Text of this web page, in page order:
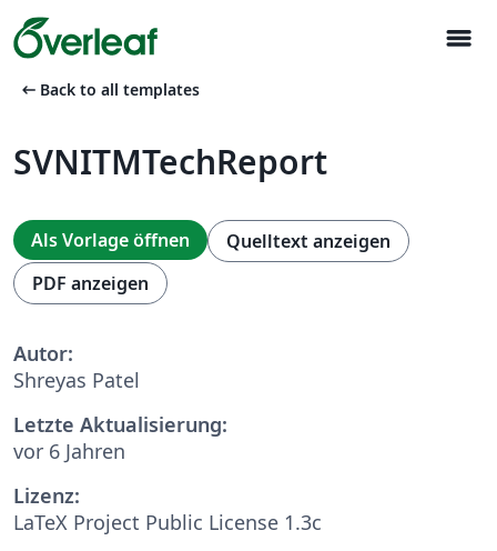
menu
arrow_left_alt Back to all templates
SVNITMTechReport
Als Vorlage öffnen
Quelltext anzeigen
PDF anzeigen
Autor:
Shreyas Patel
Letzte Aktualisierung:
vor 6 Jahren
Lizenz:
LaTeX Project Public License 1.3c